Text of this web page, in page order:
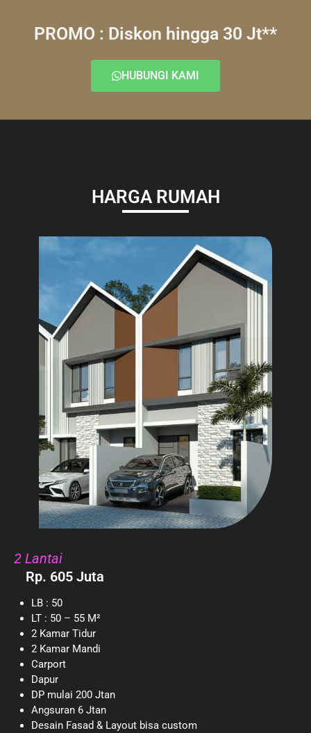
PROMO : Diskon hingga 30 Jt**
HUBUNGI KAMI
HARGA RUMAH
2 Lantai
Rp. 605 Juta
LB : 50
LT : 50 – 55 M²
2 Kamar Tidur
2 Kamar Mandi
Carport
Dapur
DP mulai 200 Jtan
Angsuran 6 Jtan
Desain Fasad & Layout bisa custom